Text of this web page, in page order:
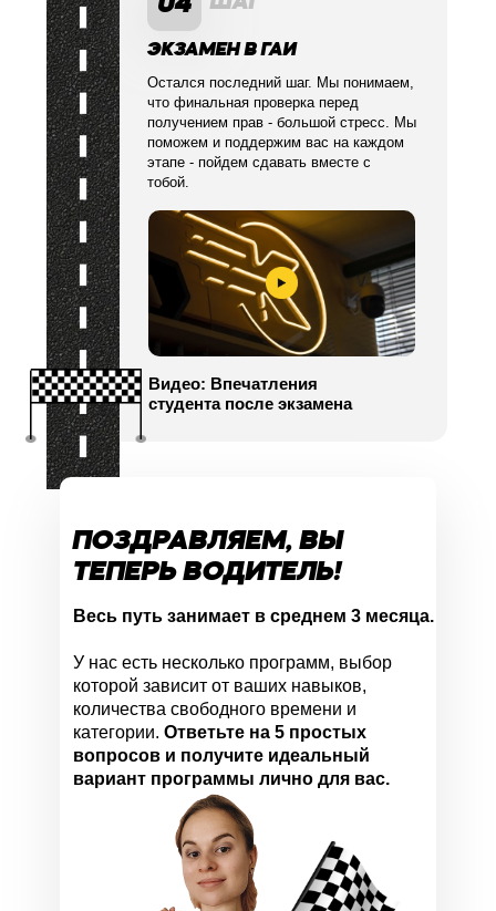
ПОЗДРАВЛЯЕМ, ВЫ
ТЕПЕРЬ ВОДИТЕЛЬ!
Весь путь занимает в среднем 3 месяца.
У нас есть несколько программ, выбор
которой зависит от ваших навыков,
количества свободного времени и
категории. Ответьте на 5 простых
вопросов и получите идеальный
вариант программы лично для вас.
Остался последний шаг. Мы понимаем,
что финальная проверка перед
получением прав - большой стресс. Мы
поможем и поддержим вас на каждом
этапе - пойдем сдавать вместе с
тобой.
ЭКЗАМЕН В ГАИ
Видео: Впечатления
студента после экзамена